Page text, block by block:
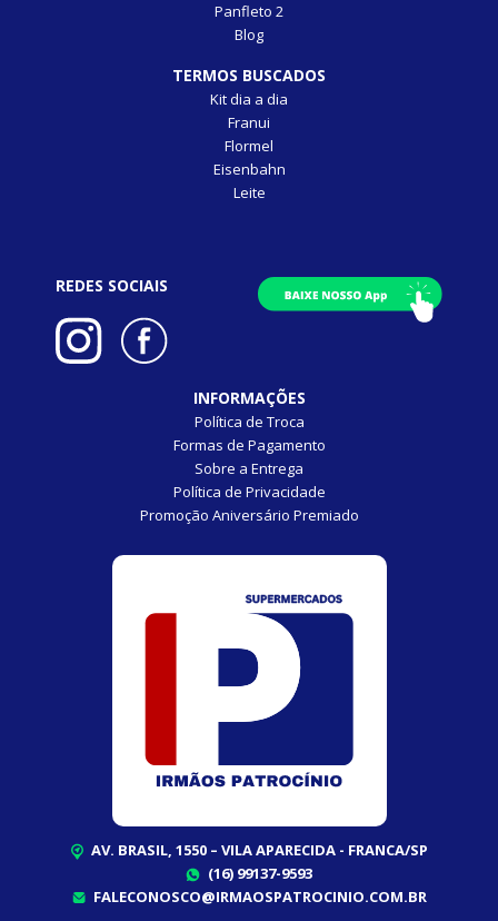
Panfleto 2
Blog
TERMOS BUSCADOS
Kit dia a dia
Franui
Flormel
Eisenbahn
Leite
REDES SOCIAIS
INFORMAÇÕES
Política de Troca
Formas de Pagamento
Sobre a Entrega
Política de Privacidade
Promoção Aniversário Premiado
AV. BRASIL, 1550 – VILA APARECIDA - FRANCA/SP
(16) 99137-9593
FALECONOSCO@IRMAOSPATROCINIO.COM.BR